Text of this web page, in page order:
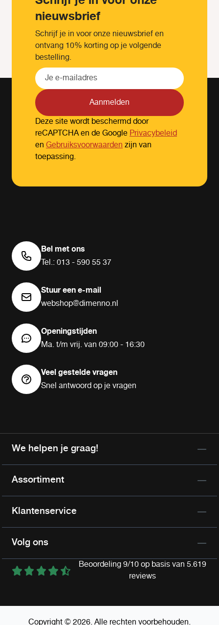
nieuwsbrief
Schrijf je in voor onze nieuwsbrief en
ontvang 10% korting op je volgende
bestelling.
Aanmelden
Deze site wordt beschermd door
reCAPTCHA en de GooglePrivacybeleid
en Gebruiksvoorwaardenzijn van
toepassing.
Bel met ons
Tel.: 013 - 590 55 37
Stuur een e-mail
webshop@dimenno.nl
Openingstijden
Ma. t/m vrij. van 09:00 - 16:30
Veel gestelde vragen
Snel antwoord op je vragen
We helpen je graag!
Assortiment
Klantenservice
Volg ons
Beoordeling 9/10 op basis van 5.619
reviews
Copyright © 2026. Alle rechten voorbehouden.